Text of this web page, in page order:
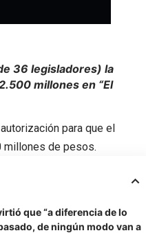
36 legisladores) la
millones en “El
para que el
millones de pesos.
que “a diferencia de lo
de ningún modo van a